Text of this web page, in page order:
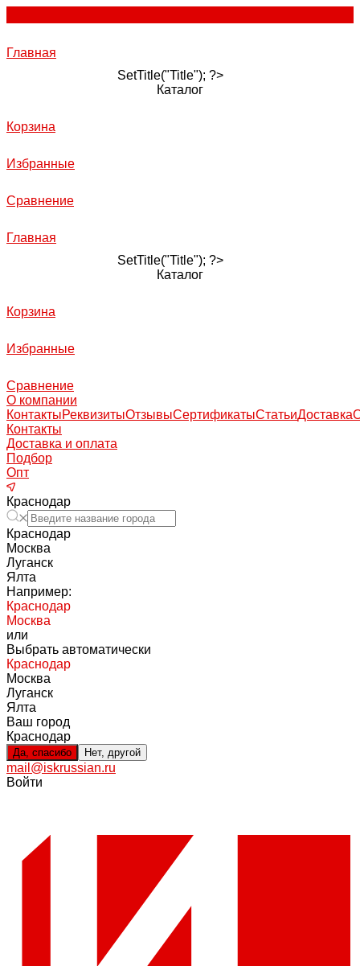
Главная
SetTitle("Title"); ?>
Каталог
Корзина
Избранные
Сравнение
Главная
SetTitle("Title"); ?>
Каталог
Корзина
Избранные
Сравнение
О компании
КонтактыРеквизитыОтзывыСертификатыСтатьиДоставка
Контакты
Доставка и оплата
Подбор
Опт
Краснодар
Краснодар
Москва
Луганск
Ялта
Например:
Краснодар
Москва
или
Выбрать автоматически
Краснодар
Москва
Луганск
Ялта
Ваш город
Краснодар
Да, спасибо Нет, другой
mail@iskrussian.ru
Войти